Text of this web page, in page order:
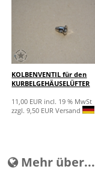
KOLBENVENTIL für den
KURBELGEHÄUSELÜFTER
11,00 EUR incl. 19 % MwSt
zzgl. 9,50 EUR Versand
Mehr über...